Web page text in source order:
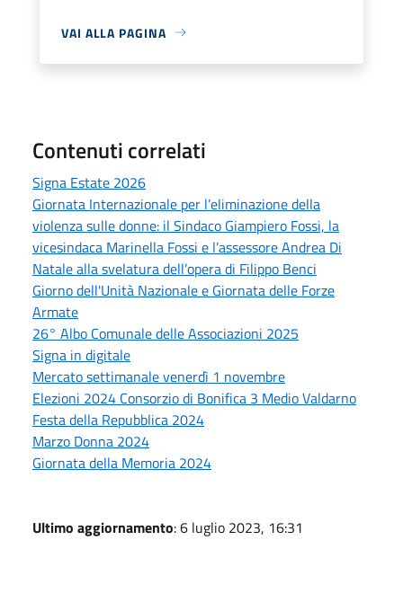
VAI ALLA PAGINA
Contenuti correlati
Signa Estate 2026
Giornata Internazionale per l’eliminazione della
violenza sulle donne: il Sindaco Giampiero Fossi, la
vicesindaca Marinella Fossi e l’assessore Andrea Di
Natale alla svelatura dell’opera di Filippo Benci
Giorno dell'Unità Nazionale e Giornata delle Forze
Armate
26° Albo Comunale delle Associazioni 2025
Signa in digitale
Mercato settimanale venerdì 1 novembre
Elezioni 2024 Consorzio di Bonifica 3 Medio Valdarno
Festa della Repubblica 2024
Marzo Donna 2024
Giornata della Memoria 2024
Ultimo aggiornamento: 6 luglio 2023, 16:31